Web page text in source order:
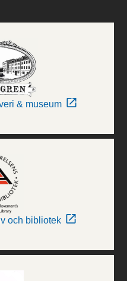
& museum
och bibliotek